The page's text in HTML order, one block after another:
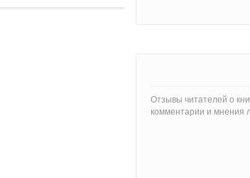
Отзывы читателей о
комментарии и мнения